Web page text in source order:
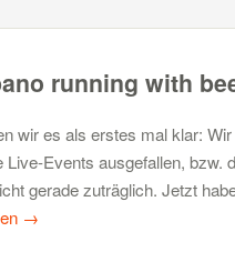
running with
wir es als erstes mal klar:
Live-Events ausgefallen,
gerade zuträglich. Jetzt
→